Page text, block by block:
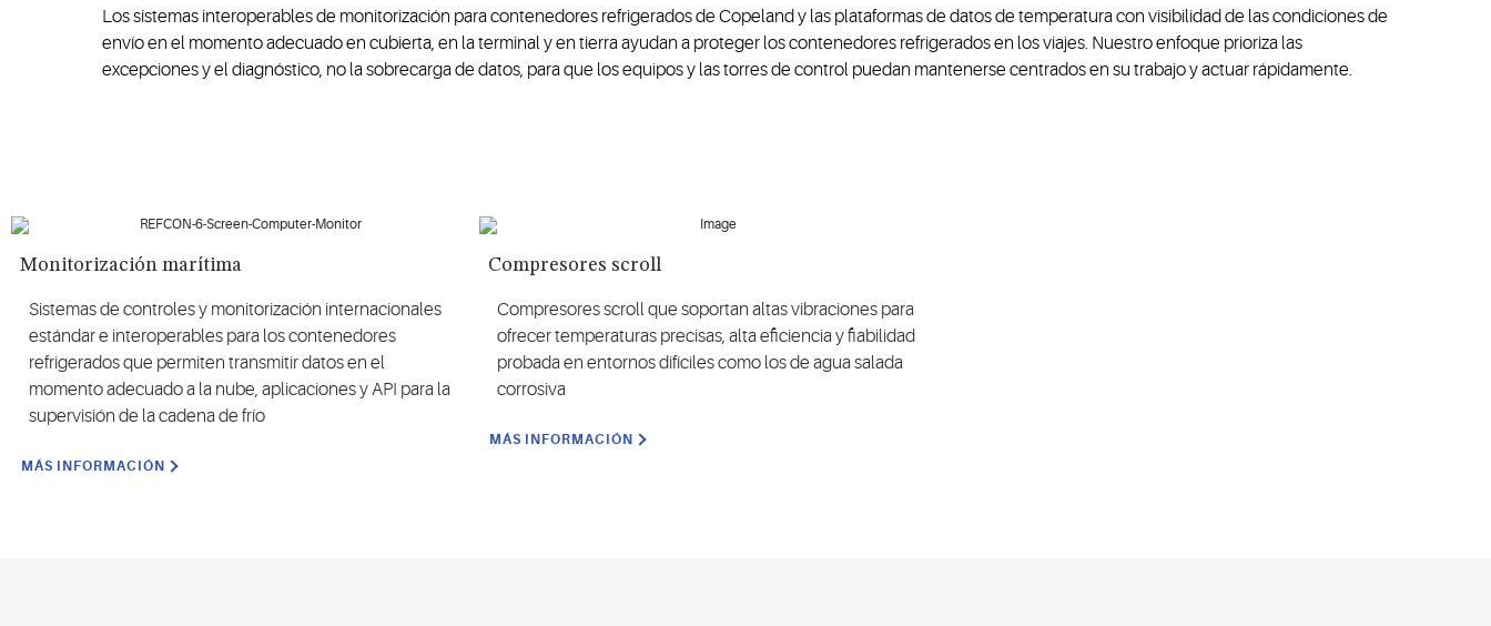
Los sistemas interoperables de monitorización para contenedores refrigerados de Copeland y las plataformas de datos de temperatura con visibilidad de las condiciones de
envío en el momento adecuado en cubierta, en la terminal y en tierra ayudan a proteger los contenedores refrigerados en los viajes. Nuestro enfoque prioriza las
excepciones y el diagnóstico, no la sobrecarga de datos, para que los equipos y las torres de control puedan mantenerse centrados en su trabajo y actuar rápidamente.
Monitorización marítima
Sistemas de controles y monitorización internacionales
estándar e interoperables para los contenedores
refrigerados que permiten transmitir datos en el
momento adecuado a la nube, aplicaciones y API para la
supervisión de la cadena de frío
MÁS INFORMACIÓN
Compresores scroll
Compresores scroll que soportan altas vibraciones para
ofrecer temperaturas precisas, alta eficiencia y fiabilidad
probada en entornos difíciles como los de agua salada
corrosiva
MÁS INFORMACIÓN